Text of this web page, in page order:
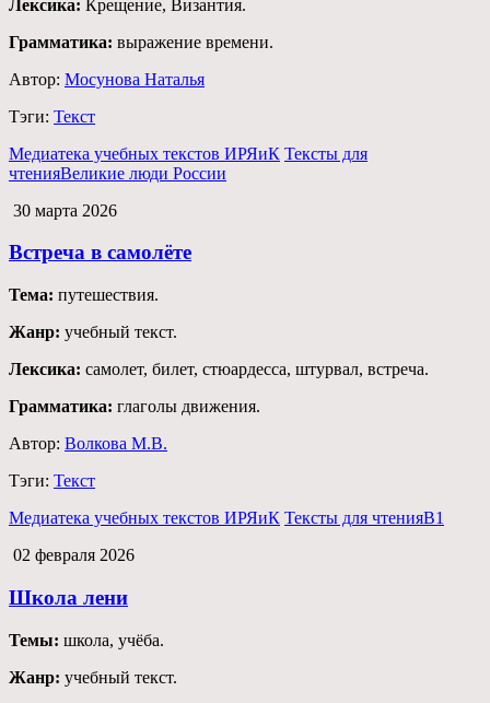
Лексика: Крещение, Византия.
Грамматика: выражение времени.
Автор: Мосунова Наталья
Тэги: Текст
Медиатека учебных текстов ИРЯиК Тексты для
чтенияВеликие люди России
30 марта 2026
Встреча в самолёте
Тема: путешествия.
Жанр: учебный текст.
Лексика: самолет, билет, стюардесса, штурвал, встреча.
Грамматика: глаголы движения.
Автор: Волкова М.В.
Тэги: Текст
Медиатека учебных текстов ИРЯиК Тексты для чтенияB1
02 февраля 2026
Школа лени
Темы: школа, учёба.
Жанр: учебный текст.